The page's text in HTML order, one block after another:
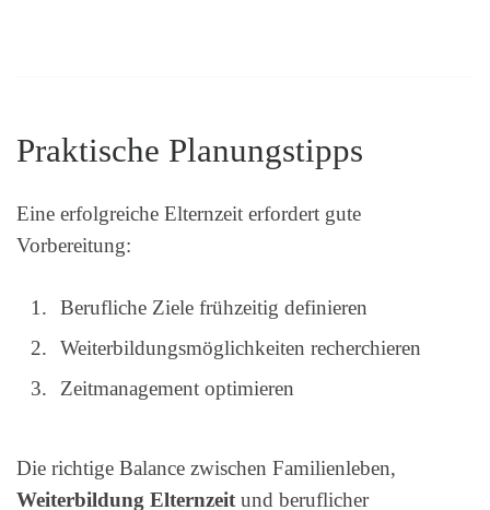
Praktische Planungstipps
Eine erfolgreiche Elternzeit erfordert gute
Vorbereitung:
Berufliche Ziele frühzeitig definieren
Weiterbildungsmöglichkeiten recherchieren
Zeitmanagement optimieren
Die richtige Balance zwischen Familienleben,
Weiterbildung Elternzeit und beruflicher